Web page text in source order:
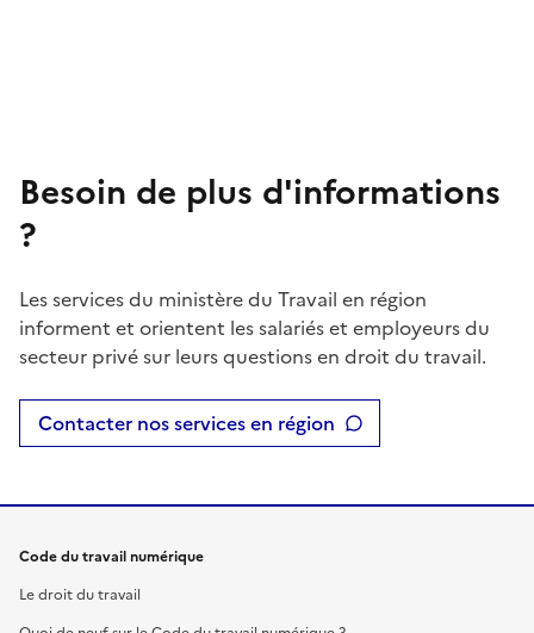
Besoin de plus d'informations
?
Les services du ministère du Travail en région
informent et orientent les salariés et employeurs du
secteur privé sur leurs questions en droit du travail.
Contacter nos services en région
Code du travail numérique
Le droit du travail